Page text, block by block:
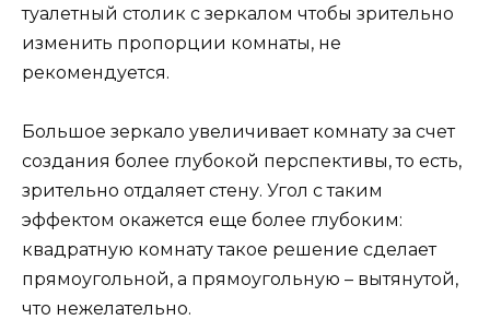
туалетный столик с зеркалом чтобы зрительно
изменить пропорции комнаты, не
рекомендуется.
Большое зеркало увеличивает комнату за счет
создания более глубокой перспективы, то есть,
зрительно отдаляет стену. Угол с таким
эффектом окажется еще более глубоким:
квадратную комнату такое решение сделает
прямоугольной, а прямоугольную – вытянутой,
что нежелательно.